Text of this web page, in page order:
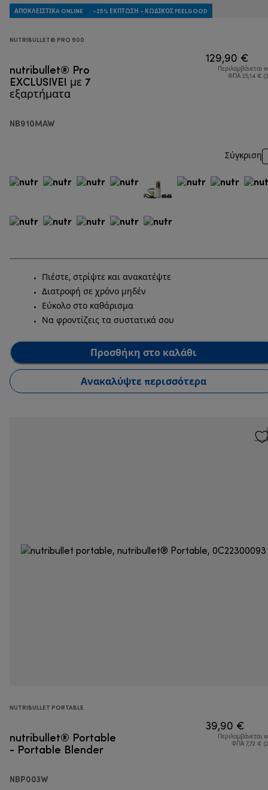
ΑΠΟΚΛΕΙΣΤΙΚA ONLINE -25% ΈΚΠΤΩΣΗ - ΚΩΔΙΚΌΣ FEELGOOD
NUTRIBULLET® PRO 900
nutribullet® Pro
EXCLUSIVE! με 7
εξαρτήματα
NB910MAW
129,90 €
Περιλαμβάνεται
ΦΠΑ 25,14 €
Σύγκριση
Πιέστε, στρίψτε και ανακατέψτε
Διατροφή σε χρόνο μηδέν
Εύκολο στο καθάρισμα
Να φροντίζεις τα συστατικά σου
Προσθήκη στο καλάθι
Ανακαλύψτε περισσότερα
NUTRIBULLET PORTABLE
nutribullet® Portable
- Portable Blender
NBP003W
39,90 €
Περιλαμβάνεται
ΦΠΑ 7,72 €